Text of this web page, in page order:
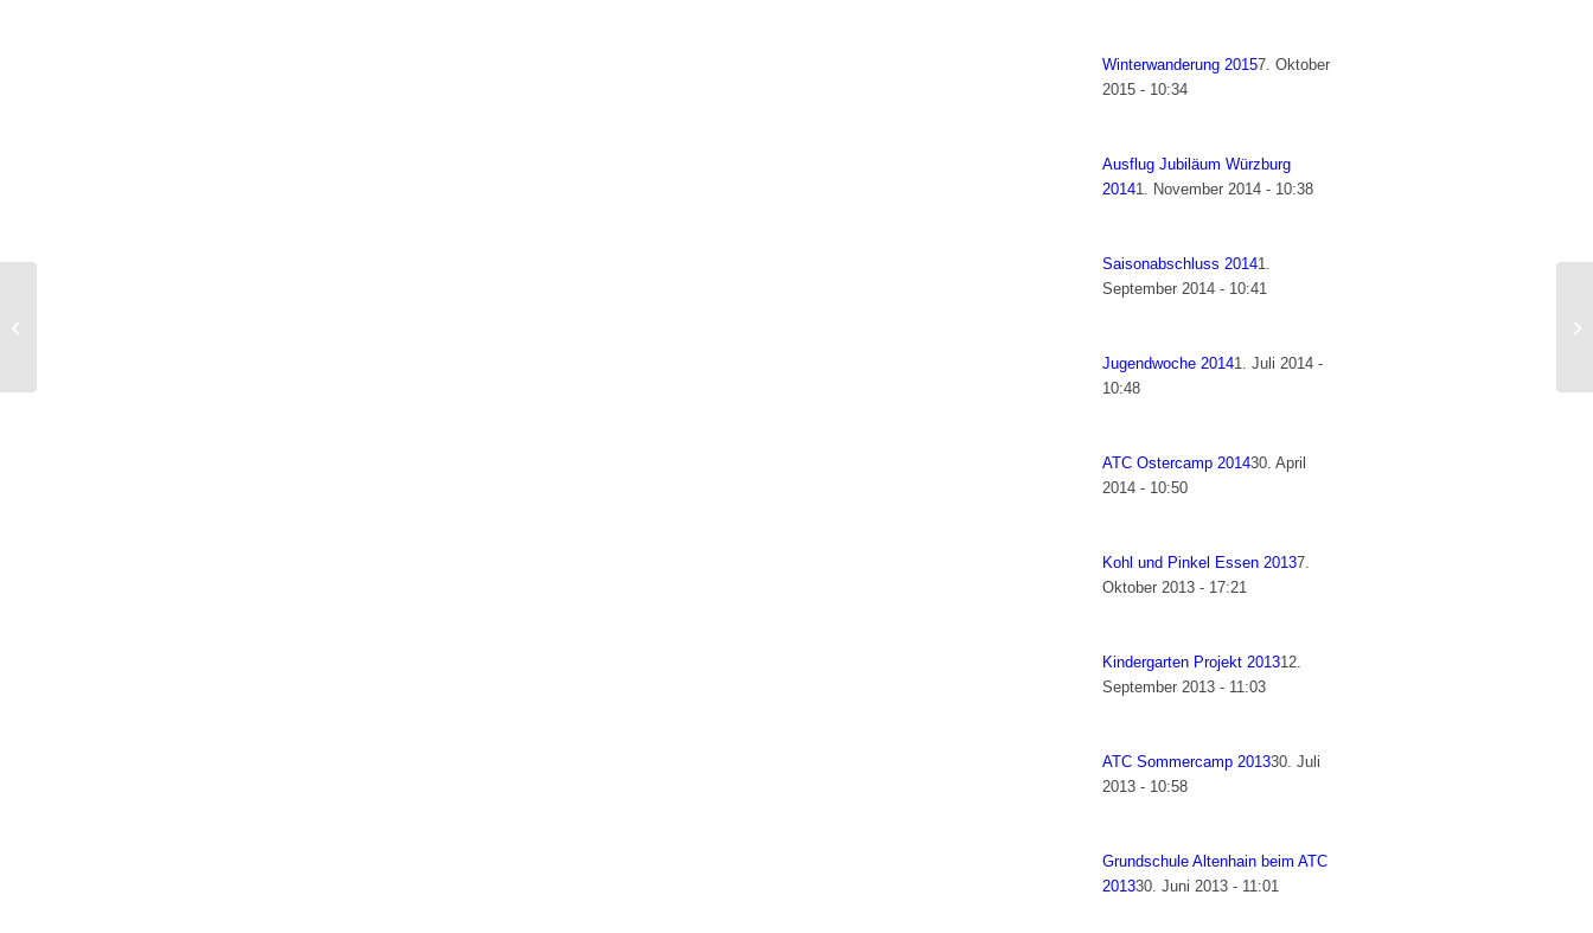
Winterwanderung 20157. Oktober
2015 - 10:34
Ausflug Jubiläum Würzburg
20141. November 2014 - 10:38
Saisonabschluss 20141.
September 2014 - 10:41
Jugendwoche 20141. Juli 2014 -
10:48
ATC Ostercamp 201430. April
2014 - 10:50
Kohl und Pinkel Essen 20137.
Oktober 2013 - 17:21
Kindergarten Projekt 201312.
September 2013 - 11:03
ATC Sommercamp 201330. Juli
2013 - 10:58
Grundschule Altenhain beim ATC
201330. Juni 2013 - 11:01